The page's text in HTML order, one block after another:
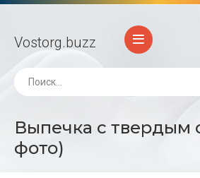
Vostorg.buzz
Выпечка с твердым
фото)